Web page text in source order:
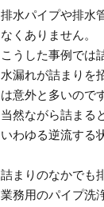
排水パイプや排水
なくありません。
こうした事例では
水漏れが詰まりを
は意外と多いので
当然ながら詰まる
いわゆる逆流する
詰まりのなかでも
業務用のパイプ洗